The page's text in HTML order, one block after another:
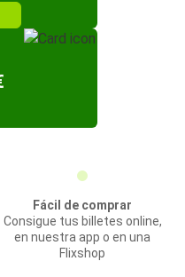
Fácil de comprar
Consigue tus billetes online,
en nuestra app o en una
Flixshop